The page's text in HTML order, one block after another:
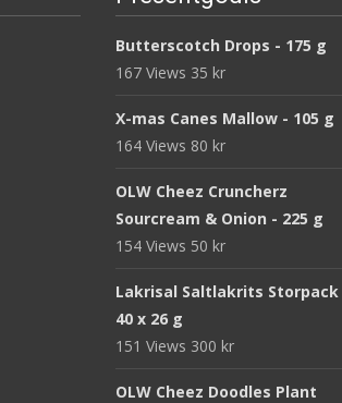
Butterscotch Drops - 175 g
167 Views 35 kr
X-mas Canes Mallow - 105 g
164 Views 80 kr
OLW Cheez Cruncherz
Sourcream & Onion - 225 g
154 Views 50 kr
Lakrisal Saltlakrits Storpack
40 x 26 g
151 Views 300 kr
OLW Cheez Doodles Plant